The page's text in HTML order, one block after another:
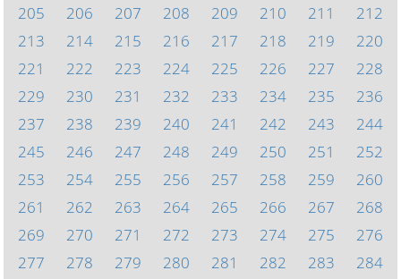
205
206 207 208 209 210 211
212
213
214 215 216 217 218 219
220
221
222 223 224 225 226 227
228
229
230 231 232 233 234 235
236
237
238 239 240 241 242 243
244
245
246 247 248 249 250 251
252
253
254 255 256 257 258 259
260
261
262 263 264 265 266 267
268
269
270 271 272 273 274 275
276
277
278 279 280 281 282 283
284